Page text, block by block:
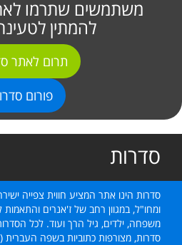
משתמשים שתרמו
להמתין
תרום לאתר
פורום
סדרות
סדרות הינו אתר המציע חווית צפייה
ומחו"ל, במגוון רחב של ז'אנרים והתאמות
משפחה, ילדים, גיל הרך ועוד. לכל
סדרות, מצורפות כתוביות בשפה